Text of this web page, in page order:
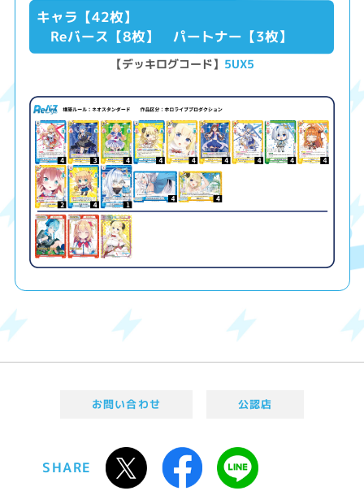
キャラ【42枚】
Reバース【8枚】 パートナー【3枚】
【デッキログコード】 5UX5
お問い合わせ 公認店
SHARE